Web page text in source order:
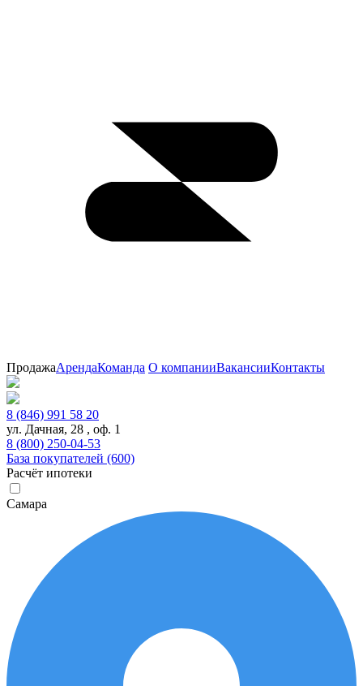
ПродажаАрендаКоманда О компанииВакансииКонтакты
8 (846) 991 58 20
ул. Дачная, 28 , оф. 1
8 (800) 250-04-53
База покупателей (600)
Расчёт ипотеки
Самара